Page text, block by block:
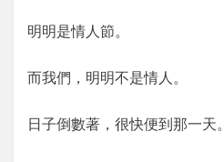
明明是情人節。
而我們，明明不是情人。
日子倒數著，很快便到那一天。